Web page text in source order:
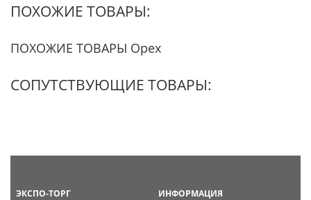
ПОХОЖИЕ ТОВАРЫ:
ПОХОЖИЕ ТОВАРЫ Орех
СОПУТСТВУЮЩИЕ ТОВАРЫ:
ЭКСПО-ТОРГ ИНФОРМАЦИЯ